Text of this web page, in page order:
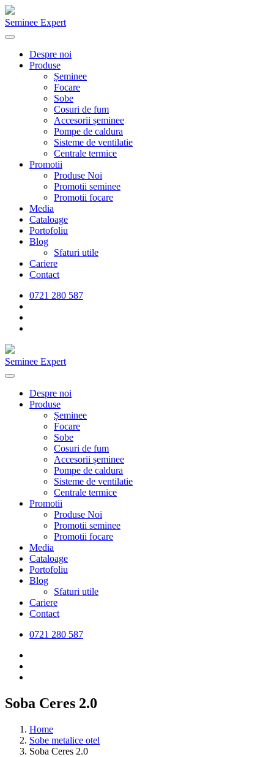
Seminee Expert
Despre noi
Produse
Șeminee
Focare
Sobe
Cosuri de fum
Accesorii șeminee
Pompe de caldura
Sisteme de ventilatie
Centrale termice
Promotii
Produse Noi
Promotii seminee
Promotii focare
Media
Cataloage
Portofoliu
Blog
Sfaturi utile
Cariere
Contact
0721 280 587
Seminee Expert
Despre noi
Produse
Șeminee
Focare
Sobe
Cosuri de fum
Accesorii șeminee
Pompe de caldura
Sisteme de ventilatie
Centrale termice
Promotii
Produse Noi
Promotii seminee
Promotii focare
Media
Cataloage
Portofoliu
Blog
Sfaturi utile
Cariere
Contact
0721 280 587
Soba Ceres 2.0
Home
Sobe metalice otel
Soba Ceres 2.0